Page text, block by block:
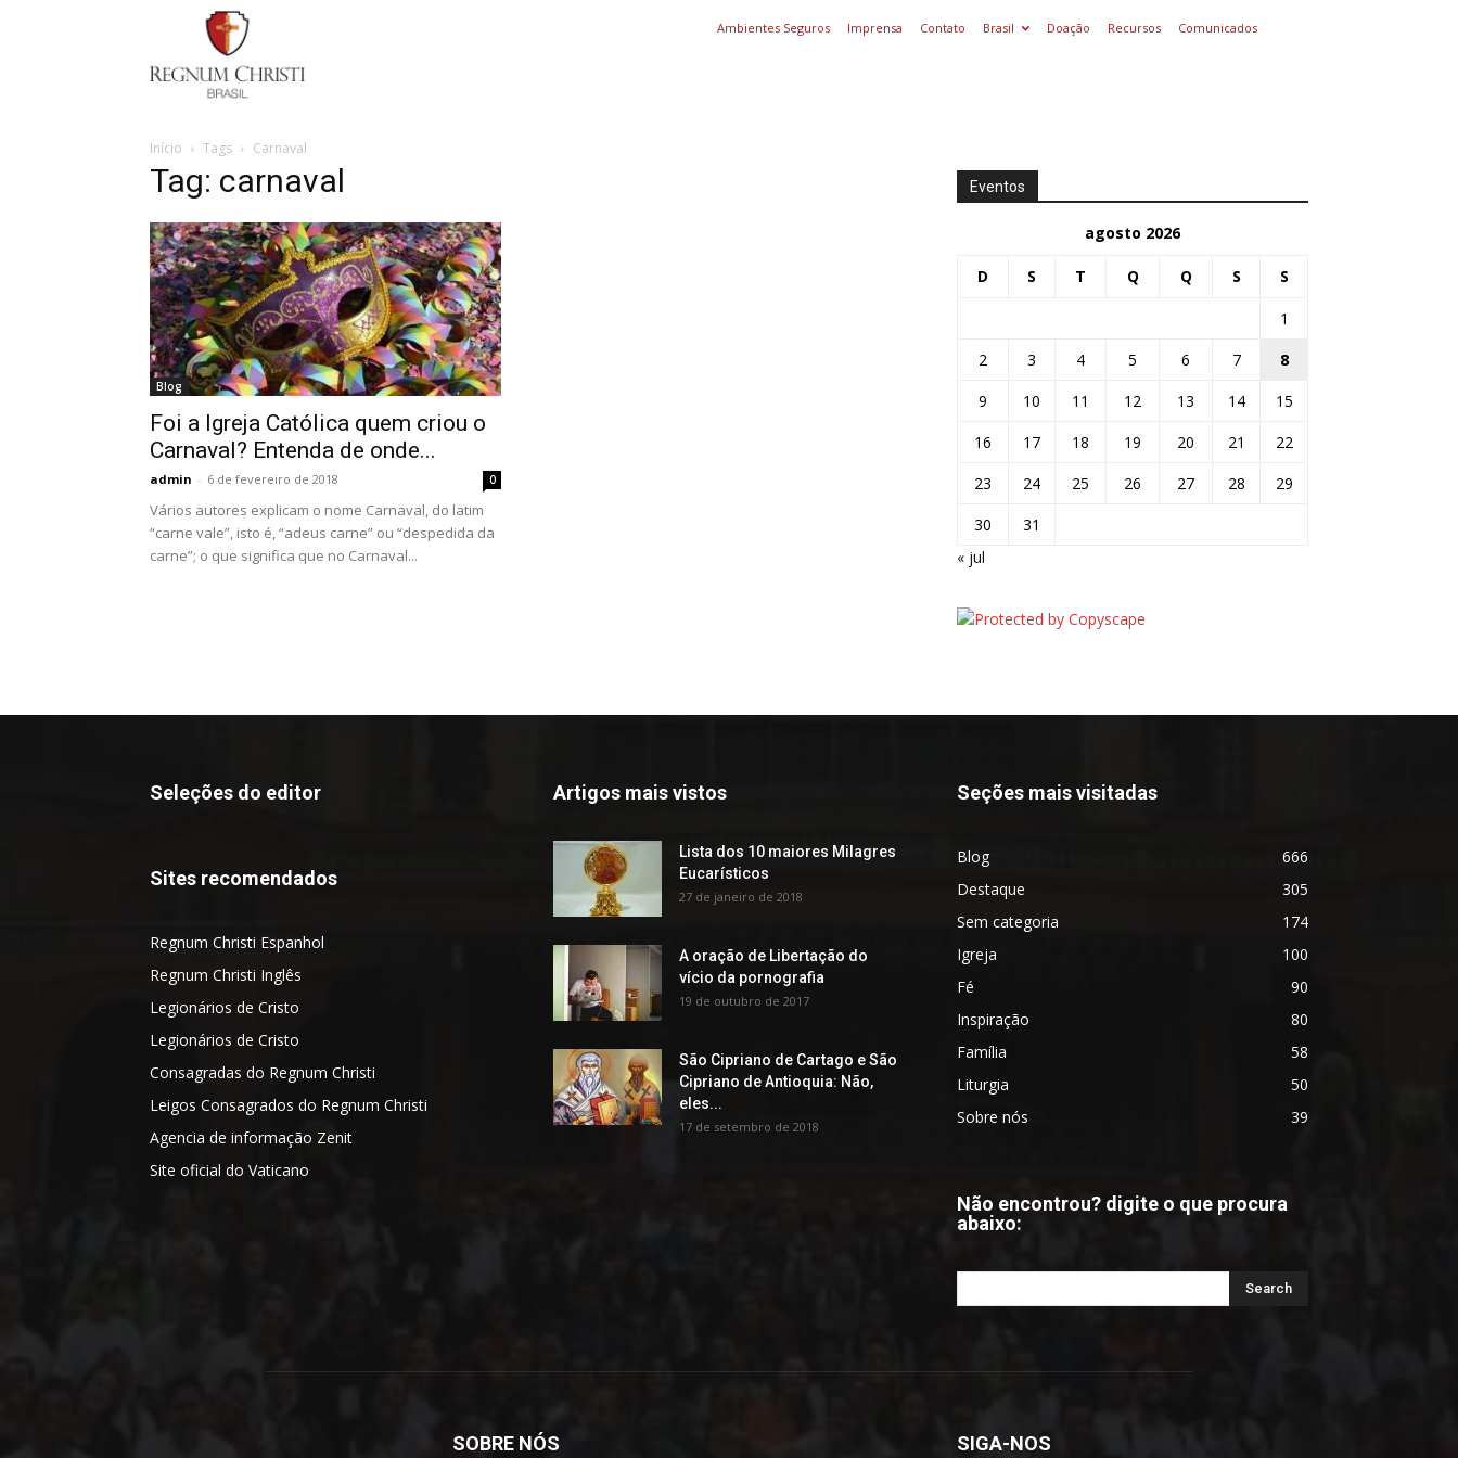
Regnum
Ambientes Seguros Imprensa Contato Brasil Doação Recursos Comunicados
Início Tags Carnaval
Tag: carnaval
Blog
Foi a Igreja Católica quem criou o
Carnaval? Entenda de onde...
admin - 6 de fevereiro de 2018 0
Vários autores explicam o nome Carnaval, do latim
“carne vale”, isto é, “adeus carne” ou “despedida da
carne”; o que significa que no Carnaval...
Eventos
agosto 2026
D S T Q Q S S
1
2
3 4 5 6 7
8
9
10 11 12 13 14
15
16
17 18 19 20 21
22
23
24 25 26 27 28
29
30
31
« jul
Seleções do editor
Sites recomendados
Regnum Christi Espanhol
Regnum Christi Inglês
Legionários de Cristo
Legionários de Cristo
Consagradas do Regnum Christi
Leigos Consagrados do Regnum Christi
Agencia de informação Zenit
Site oficial do Vaticano
Artigos mais vistos
Lista dos 10 maiores Milagres
Eucarísticos
27 de janeiro de 2018
A oração de Libertação do
vício da pornografia
19 de outubro de 2017
São Cipriano de Cartago e São
Cipriano de Antioquia: Não,
eles...
17 de setembro de 2018
Seções mais visitadas
Blog
666
Destaque
305
Sem categoria
174
Igreja
100
Fé
90
Inspiração
80
Família
58
Liturgia
50
Sobre nós
39
Não encontrou? digite o que procura
abaixo:
SOBRE NÓS SIGA-NOS